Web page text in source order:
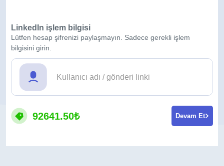
LinkedIn işlem bilgisi
Lütfen hesap şifrenizi paylaşmayın. Sadece gerekli işlem
bilgisini girin.
92641.50₺ Devam Et